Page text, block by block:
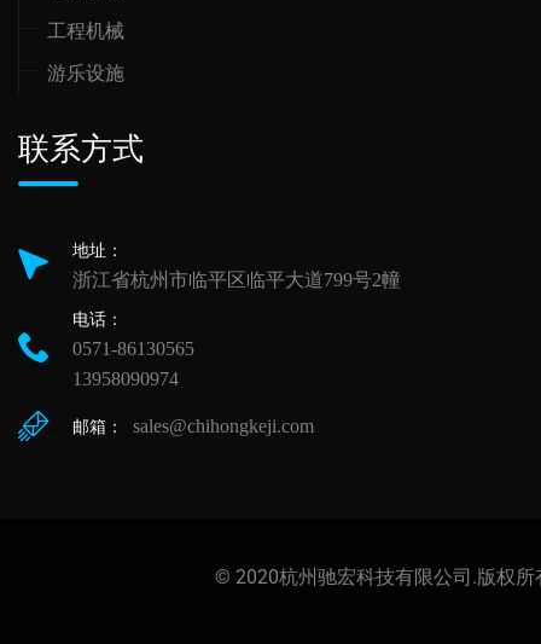
工程机械
游乐设施
联系方式
地址：
浙江省杭州市临平区临平大道799号2幢
电话：
0571-86130565
13958090974
邮箱： sales@chihongkeji.com
© 2020杭州驰宏科技有限公司.版权所